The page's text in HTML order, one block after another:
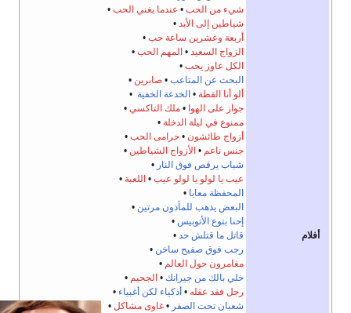
أفلام
شيء من الحب•عندما يغني الحب•
شياطين إلى الأبد•
أربعة وعشرين ساعة حب •
الزواج السعيد•المهم الحب•
الكل عاوز يحب•
البحث عن المتاعب•صابرين•
ألو أنا القطة•الخدعة الخفية•
جواز على الهوا •ملك التاكسي•
ممنوع في ليلة الدخلة•
أزواج طائشون•حرامى الحب•
جنس ناعم •الأزواج الشياطين•
شباب يرقص فوق النار •
عيب يا لولو يا لولو عيب •اللعبة•
المحفظة معايا•
البعض يذهب للمأذون مرتين•
إحنا بتوع الأتوبيس•
قاتل ما قتلش حد•
رجب فوق صفيح ساخن•
مغامرون حول العالم•
خلي بالك من جيرانك•الجحيم•
رجل فقد عقله •أذكياء لكن أغبياء•
شعبان تحت الصفر•غاوى مشاكل•